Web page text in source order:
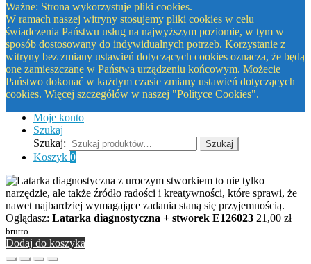
Ważne: Strona wykorzystuje pliki cookies.
W ramach naszej witryny stosujemy pliki cookies w celu
świadczenia Państwu usług na najwyższym poziomie, w tym w
sposób dostosowany do indywidualnych potrzeb. Korzystanie z
witryny bez zmiany ustawień dotyczących cookies oznacza, że będą
one zamieszczane w Państwa urządzeniu końcowym. Możecie
Państwo dokonać w każdym czasie zmiany ustawień dotyczących
cookies. Więcej szczegółów w naszej "Polityce Cookies".
Moje konto
Szukaj
Szukaj:
Szukaj
Koszyk 0
Oglądasz: Latarka diagnostyczna + stworek E126023 21,00 zł
brutto
Dodaj do koszyka